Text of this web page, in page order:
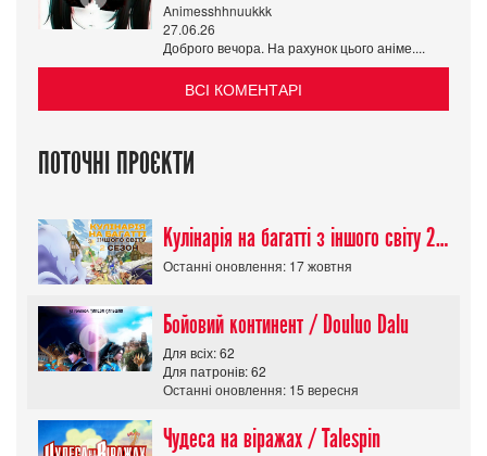
Animesshhnuukkk
27.06.26
Доброго вечора. На рахунок цього аніме....
ВСІ КОМЕНТАРІ
ПОТОЧНІ ПРОЄКТИ
Кулінарія на багатті з іншого світу 2 сезон/ Tondemo Skill de Isekai Hourou
Останні оновлення: 17 жовтня
Бойовий континент / Douluo Dalu
Для всіх: 62
Для патронів: 62
Останні оновлення: 15 вересня
Чудеса на віражах / Talespin